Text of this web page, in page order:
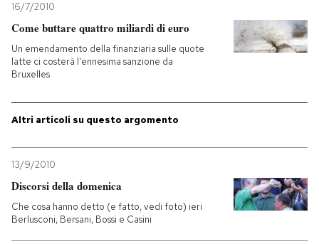
Entra
16/7/2010
Come buttare quattro miliardi di euro
Un emendamento della finanziaria sulle quote
latte ci costerà l'ennesima sanzione da
Bruxelles
Altri articoli su questo argomento
13/9/2010
Discorsi della domenica
Che cosa hanno detto (e fatto, vedi foto) ieri
Berlusconi, Bersani, Bossi e Casini